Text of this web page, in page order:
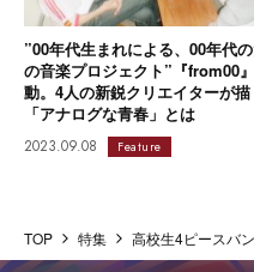
”00年代生まれによる、00年代
の音楽プロジェクト”『from00
動。4人の新鋭クリエイターが描
「アナログな青春」とは
2023.09.08 Feature
TOP 特集 高校生4ピースバ